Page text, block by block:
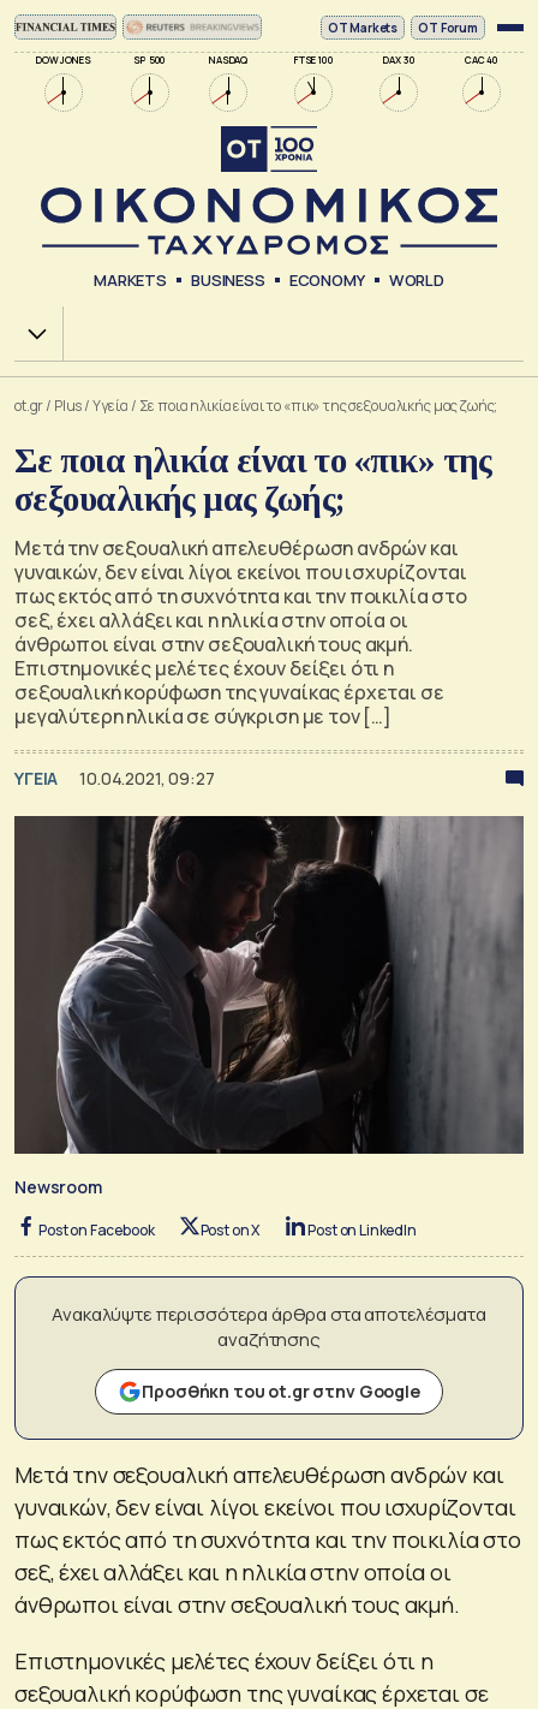
DOW JONES SP 500 NASDAQ FTSE 100 DAX 30 CAC 40
ΟΤ Markets OT Forum
MARKETS BUSINESS ECONOMY WORLD
Χ.Α.
ot.gr/ Plus/Υγεία / Σε ποια ηλικία είναι το «πικ» της σεξουαλικής μας ζωής;
Σε ποια ηλικία είναι το «πικ» της
σεξουαλικής μας ζωής;
Μετά την σεξουαλική απελευθέρωση ανδρών και
γυναικών, δεν είναι λίγοι εκείνοι που ισχυρίζονται
πως εκτός από τη συχνότητα και την ποικιλία στο
σεξ, έχει αλλάξει και η ηλικία στην οποία οι
άνθρωποι είναι στην σεξουαλική τους ακμή.
Επιστημονικές μελέτες έχουν δείξει ότι η
σεξουαλική κορύφωση της γυναίκας έρχεται σε
μεγαλύτερη ηλικία σε σύγκριση με τον […]
ΥΓΕΙΑ 10.04.2021, 09:27
Newsroom
Post on Facebook Post on X Post on LinkedIn
Ανακαλύψτε περισσότερα άρθρα στα αποτελέσματα
αναζήτησης
Προσθήκη του ot.gr στην Google
Μετά την σεξουαλική απελευθέρωση ανδρών και
γυναικών, δεν είναι λίγοι εκείνοι που ισχυρίζονται
πως εκτός από τη συχνότητα και την ποικιλία στο
σεξ, έχει αλλάξει και η ηλικία στην οποία οι
άνθρωποι είναι στην σεξουαλική τους ακμή.
Επιστημονικές μελέτες έχουν δείξει ότι η
σεξουαλική κορύφωση της γυναίκας έρχεται σε